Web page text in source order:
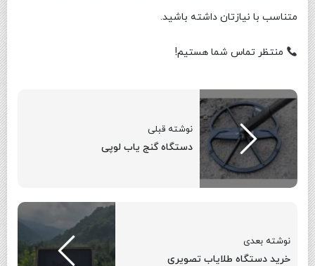
متناسب با نیازتان داشته باشید.
منتظر تماس شما هستیم!
نوشته قبلی
دستگاه گنج یاب لوپی
نوشته بعدی
خرید دستگاه طلایاب تصویری